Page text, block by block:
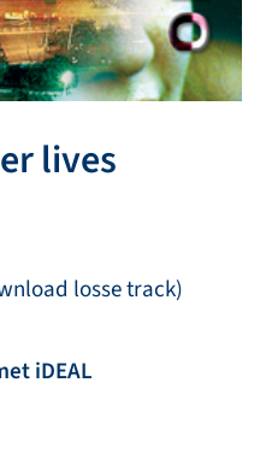
lives
losse track)
iDEAL